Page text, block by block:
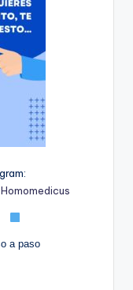
Homomedicus
a paso